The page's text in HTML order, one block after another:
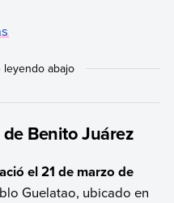
Benito Juárez
el 21 de marzo de
Guelatao, ubicado en